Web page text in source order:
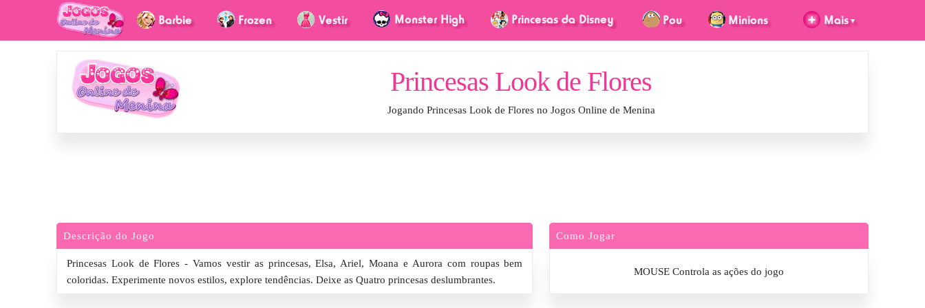
Princesas Look de Flores
Jogando Princesas Look de Flores no Jogos Online de Menina
Descrição do Jogo
Princesas Look de Flores - Vamos vestir as princesas, Elsa, Ariel, Moana e Aurora com roupas bem
coloridas. Experimente novos estilos, explore tendências. Deixe as Quatro princesas deslumbrantes.
Como Jogar
MOUSE Controla as ações do jogo